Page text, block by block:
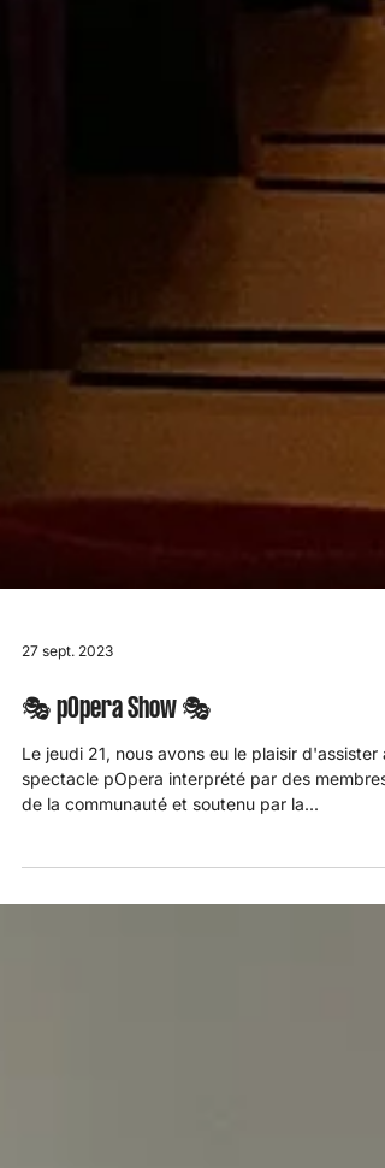
27 sept. 2023
🎭 pOpera Show 🎭
spectacle pOpera interprété par des membres
de la communauté et soutenu par la...